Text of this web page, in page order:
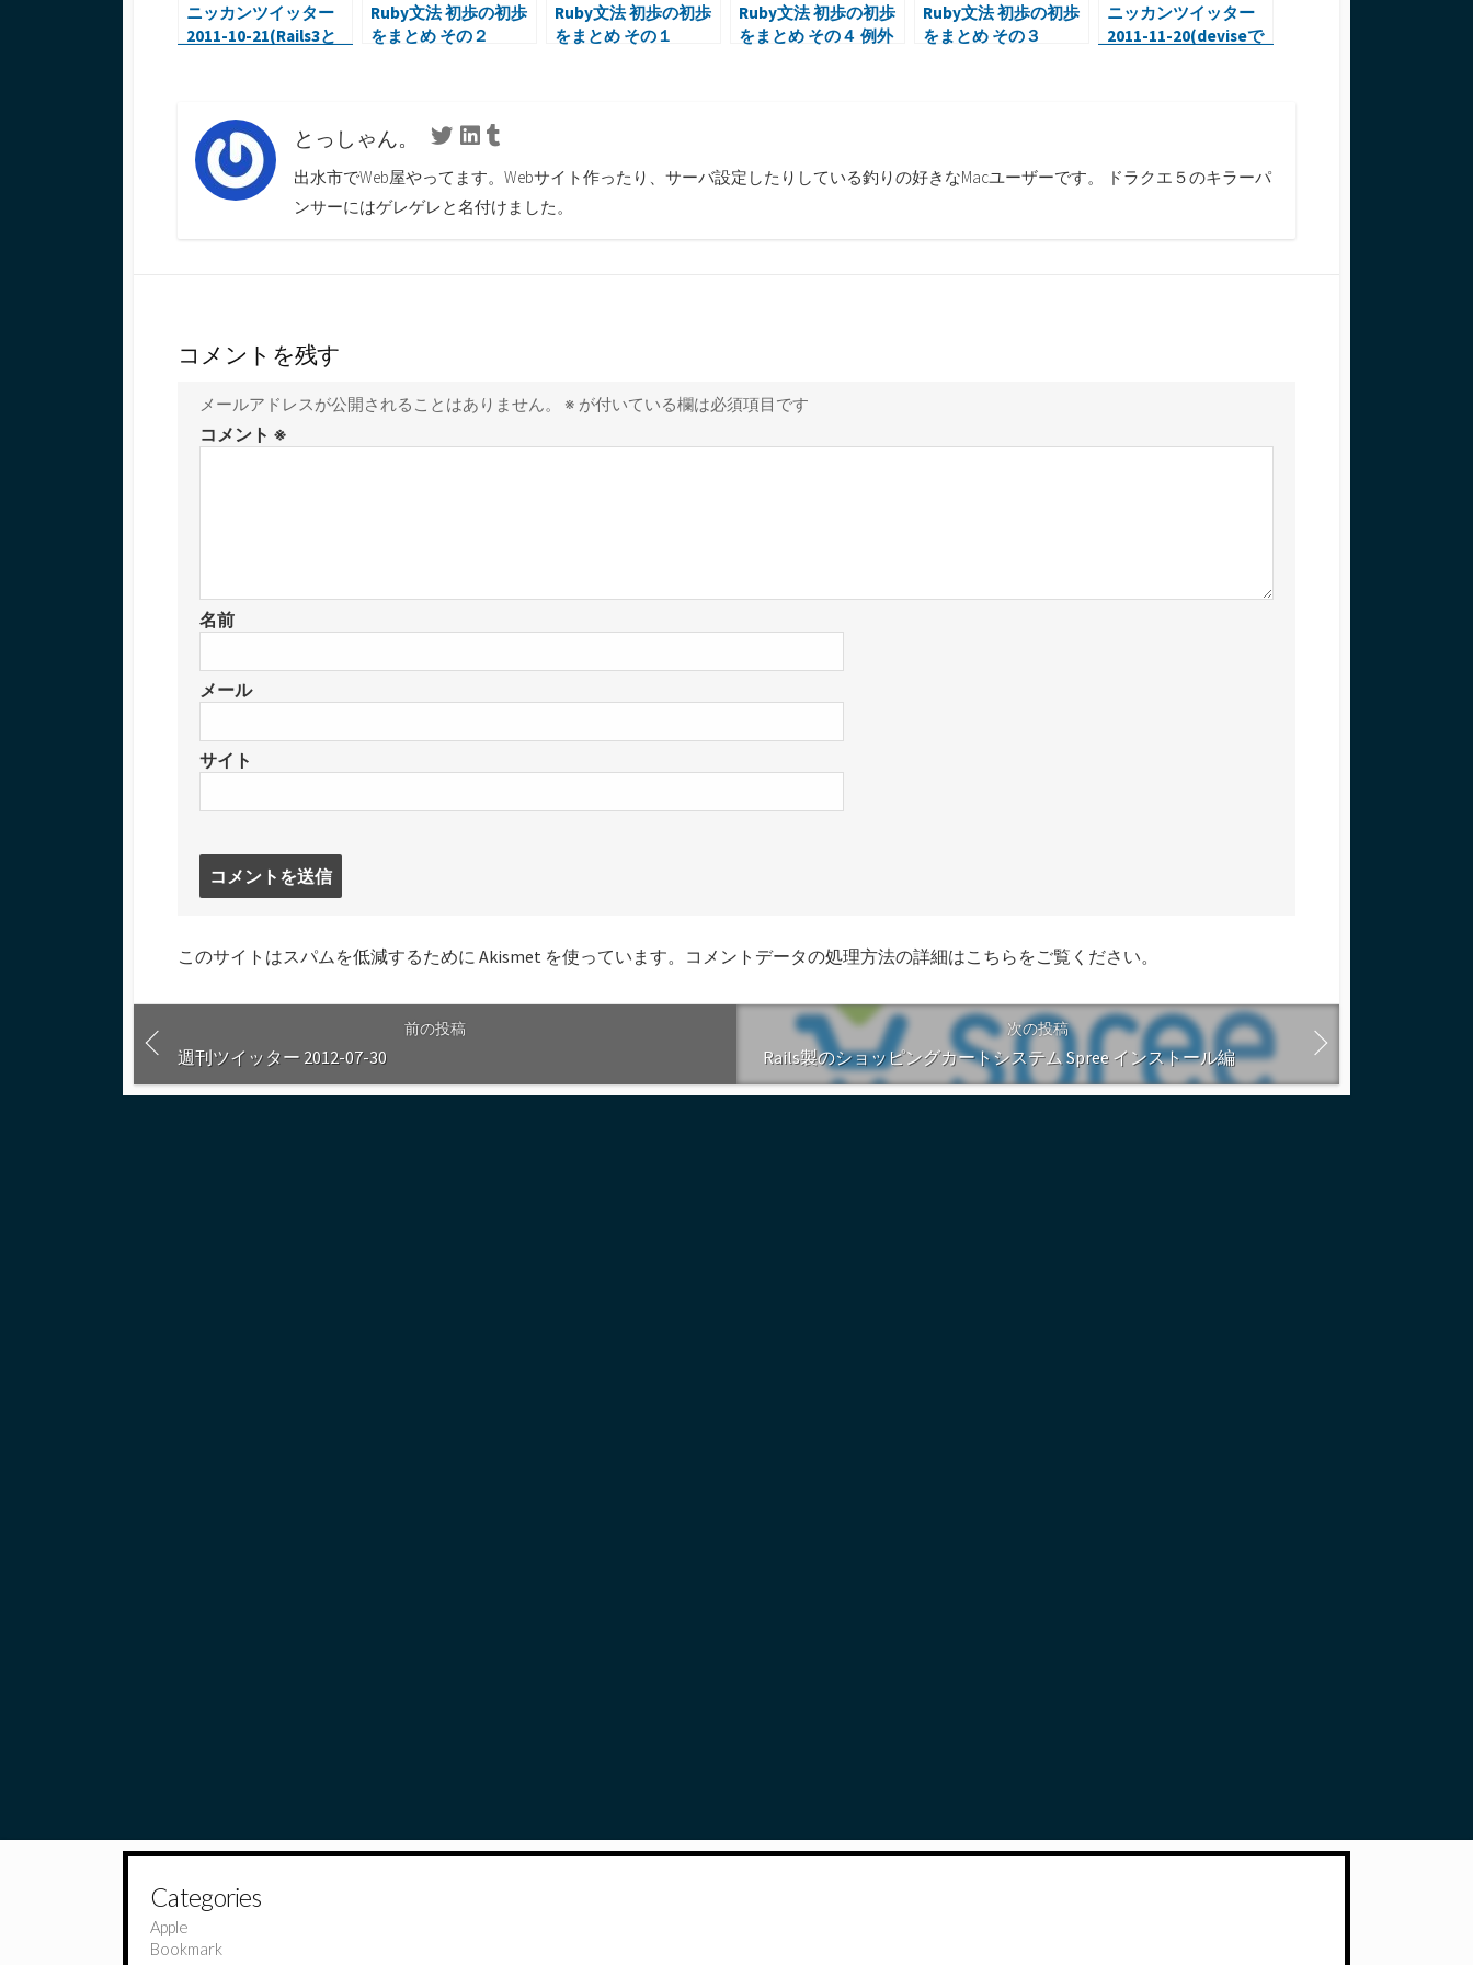
ニッカンツイッター
2011-10-21(Rails3と
Ruby文法 初歩の初歩
をまとめ その２
Ruby文法 初歩の初歩
をまとめ その１
Ruby文法 初歩の初歩
をまとめ その４ 例外
Ruby文法 初歩の初歩
をまとめ その３
ニッカンツイッター
2011-11-20(deviseで
とっしゃん。 TwitterLinkedin
出水市でWeb屋やってます。Webサイト作ったり、サーバ設定したりしている釣りの好きなMacユーザーです。 ドラクエ５のキラーパ
ンサーにはゲレゲレと名付けました。
コメントを残す
メールアドレスが公開されることはありません。 ※ が付いている欄は必須項目です
コメント ※
名前
メール
サイト
す
このサイトはスパムを低減するために Akismet を使っています。 コメントデータの処理方法の詳細はこちらをご覧ください。
前の投稿
週刊ツイッター 2012-07-30
次の投稿
Rails製のショッピングカートシステム Spree インストール編
Categories
Apple
Bookmark